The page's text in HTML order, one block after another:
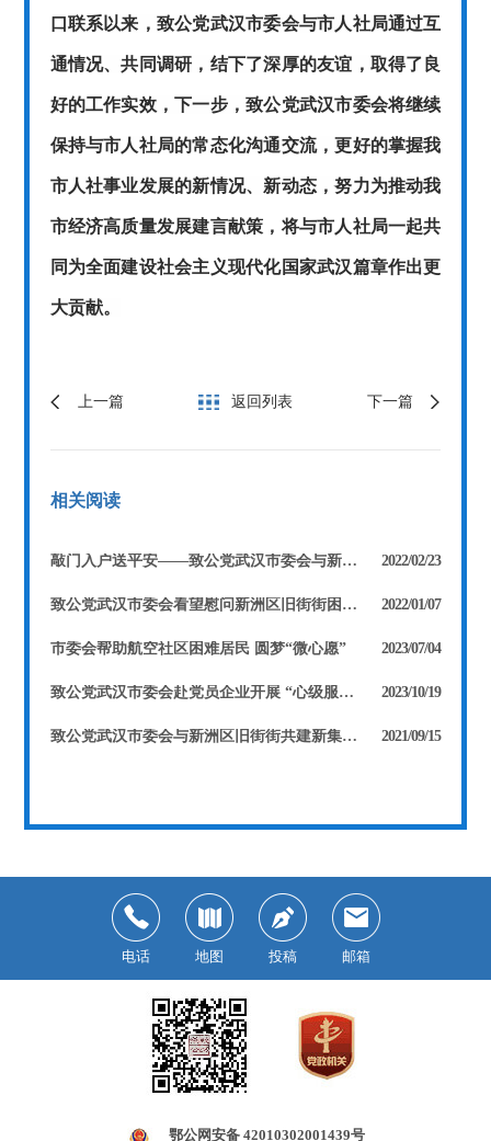
口联系以来，致公党武汉市委会与市人社局通过互
通情况、共同调研，结下了深厚的友谊，取得了良
好的工作实效，下一步，致公党武汉市委会将继续
保持与市人社局的常态化沟通交流，更好的掌握我
市人社事业发展的新情况、新动态，努力为推动我
市经济高质量发展建言献策，将与市人社局一起共
同为全面建设社会主义现代化国家武汉篇章作出更
大贡献。
上一篇 返回列表 下一篇
相关阅读
敲门入户送平安——致公党武汉市委会与新洲旧街街联合开展预防一氧化碳中毒入户宣传 2022/02/23
致公党武汉市委会看望慰问新洲区旧街街困难群众 2022/01/07
市委会帮助航空社区困难居民 圆梦“微心愿” 2023/07/04
致公党武汉市委会赴党员企业开展 “心级服务，助力企航”政策宣讲活动 2023/10/19
致公党武汉市委会与新洲区旧街街共建新集“无毒社区” 2021/09/15
电话 地图 投稿 邮箱
鄂公网安备 42010302001439号